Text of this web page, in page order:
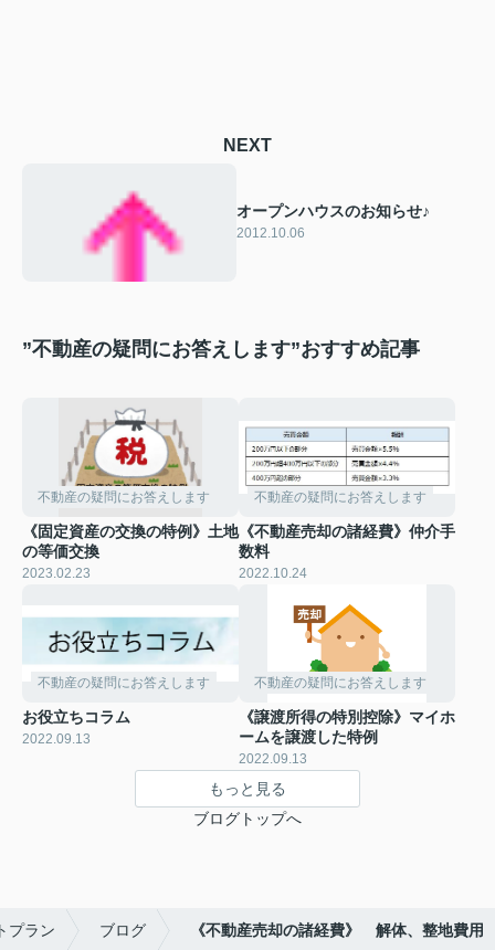
NEXT
オープンハウスのお知らせ♪
2012.10.06
”不動産の疑問にお答えします”おすすめ記事
不動産の疑問にお答えします
《固定資産の交換の特例》土地
の等価交換
2023.02.23
不動産の疑問にお答えします
《不動産売却の諸経費》仲介手
数料
2022.10.24
不動産の疑問にお答えします
お役立ちコラム
2022.09.13
不動産の疑問にお答えします
《譲渡所得の特別控除》マイホ
ームを譲渡した特例
2022.09.13
もっと見る
ブログトップへ
プラン ブログ 《不動産売却の諸経費》 解体、整地費用